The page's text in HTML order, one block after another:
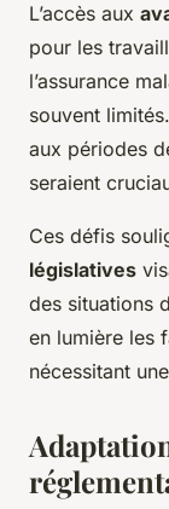
L’accès aux
pour les
l’assurance
souvent
aux périodes
seraient
Ces défis
législatives
des situations
en lumière les
nécessitant